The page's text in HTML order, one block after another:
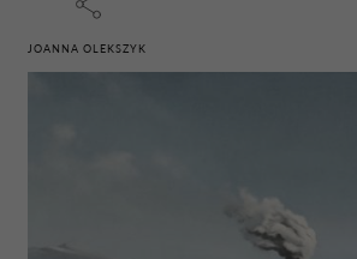
JOANNA OLEKSZYK